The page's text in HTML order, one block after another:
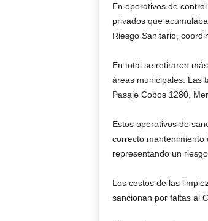
En operativos de
privados que
Riesgo Sanitario,
En total se retiraron
áreas municipales. Las
Pasaje Cobos 1280,
Estos operativos de
correcto mantenimiento
representando un
Los costos de las
sancionan por faltas al